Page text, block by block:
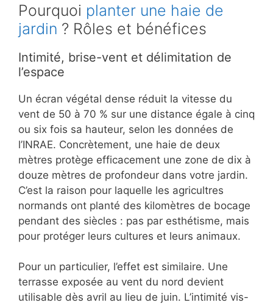
Pourquoi planter une haie de
jardin ? Rôles et bénéfices
Intimité, brise-vent et délimitation de
l’espace
Un écran végétal dense réduit la vitesse du
vent de 50 à 70 % sur une distance égale à cinq
ou six fois sa hauteur, selon les données de
l’INRAE. Concrètement, une haie de deux
mètres protège efficacement une zone de dix à
douze mètres de profondeur dans votre jardin.
C’est la raison pour laquelle les agricultres
normands ont planté des kilomètres de bocage
pendant des siècles : pas par esthétisme, mais
pour protéger leurs cultures et leurs animaux.
Pour un particulier, l’effet est similaire. Une
terrasse exposée au vent du nord devient
utilisable dès avril au lieu de juin. L’intimité vis-